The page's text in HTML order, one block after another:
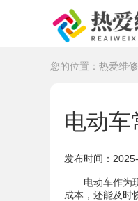
您的位置： 热爱维
电动
发布时间：
电动车作为
成本，还能及时